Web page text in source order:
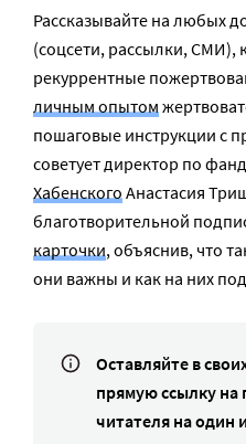
Рассказывайте на любых
(соцсети, рассылки, СМИ),
рекуррентные
личным опытом
пошаговые инструкции с
советует директор по
ХабенскогоАнастасия
благотворительной
карточки, объяснив, что
они важны и как на них
Оставляйте в
прямую ссылку на
читателя на один